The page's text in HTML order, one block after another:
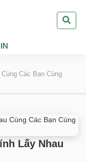
Các Bạn Cùng
Lấy Nhau